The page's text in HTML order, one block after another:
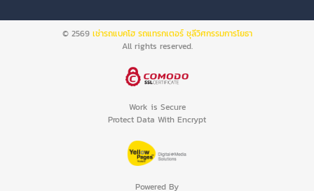
© 2569 เช่ารถแบคโฮ รถแทรกเตอร์ ชุลีวิศกรรมการโยธา
All rights reserved.
Work is Secure
Protect Data With Encrypt
Powered By